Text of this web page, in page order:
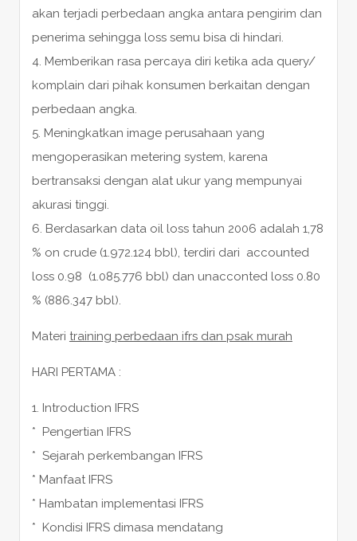
akan terjadi perbedaan angka antara pengirim dan
penerima sehingga loss semu bisa di hindari.
4. Memberikan rasa percaya diri ketika ada query/
komplain dari pihak konsumen berkaitan dengan
perbedaan angka.
5. Meningkatkan image perusahaan yang
mengoperasikan metering system, karena
bertransaksi dengan alat ukur yang mempunyai
akurasi tinggi.
6. Berdasarkan data oil loss tahun 2006 adalah 1,78
% on crude (1.972.124 bbl), terdiri dari accounted
loss 0.98 (1.085.776 bbl) dan unacconted loss 0.80
% (886.347 bbl).
Materi training perbedaan ifrs dan psak murah
HARI PERTAMA :
1. Introduction IFRS
* Pengertian IFRS
* Sejarah perkembangan IFRS
* Manfaat IFRS
* Hambatan implementasi IFRS
* Kondisi IFRS dimasa mendatang